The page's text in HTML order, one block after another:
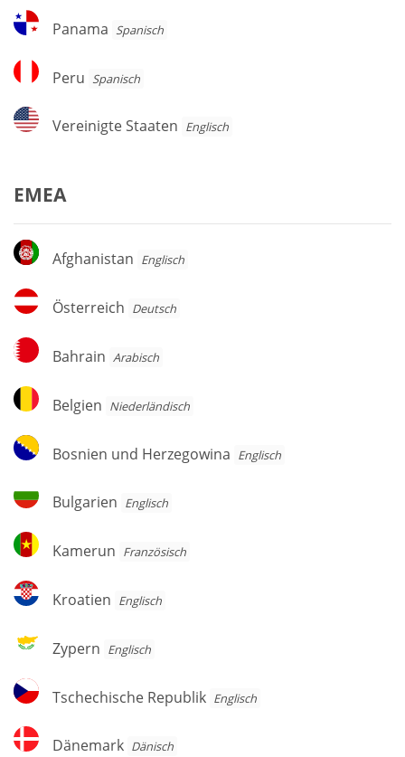
Panama
Panama Spanisch
Peru
Peru Spanisch
Vereinigte
Staaten
Vereinigte Staaten Englisch
EMEA
Afghanistan
Afghanistan Englisch
Österreich
Österreich Deutsch
Bahrain
Bahrain Arabisch
Belgien
Belgien Niederländisch
Bosnien
und
Bosnien und Herzegowina Englisch
Bulgarien
Bulgarien Englisch
Kamerun
Kamerun Französisch
Kroatien
Kroatien Englisch
Zypern
Zypern Englisch
Tschechische
Republik
Tschechische Republik Englisch
Dänemark
Dänemark Dänisch